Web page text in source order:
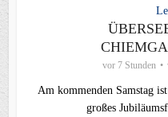
vor 7 Stunden
Am kommenden Samstag
großes